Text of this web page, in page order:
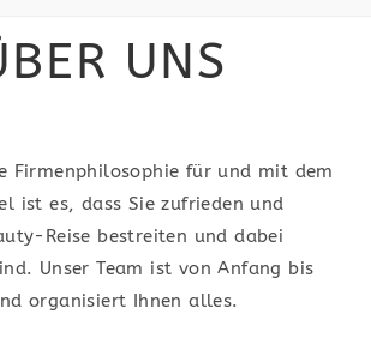
UNS
Firmenphilosophie für und mit dem
ist es, dass Sie zufrieden und
Reise bestreiten und dabei
Unser Team ist von Anfang bis
organisiert Ihnen alles.